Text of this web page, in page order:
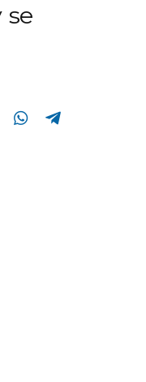
Compartir en Whatsapp